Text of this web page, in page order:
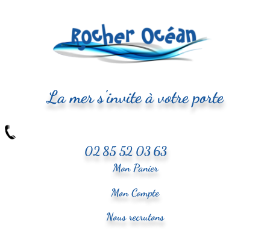
La mer s'invite à votre porte
02 85 52 03 63
Mon Panier
Mon Compte
Nous recrutons